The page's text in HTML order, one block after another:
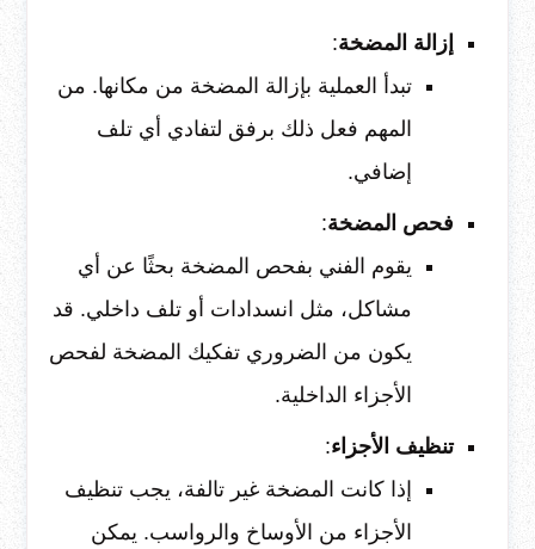
إزالة المضخة:
تبدأ العملية بإزالة المضخة من مكانها. من
المهم فعل ذلك برفق لتفادي أي تلف
إضافي.
فحص المضخة:
يقوم الفني بفحص المضخة بحثًا عن أي
مشاكل، مثل انسدادات أو تلف داخلي. قد
يكون من الضروري تفكيك المضخة لفحص
الأجزاء الداخلية.
تنظيف الأجزاء:
إذا كانت المضخة غير تالفة، يجب تنظيف
الأجزاء من الأوساخ والرواسب. يمكن